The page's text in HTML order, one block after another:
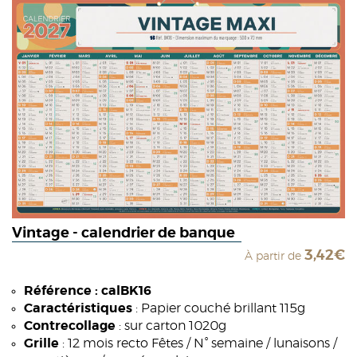
Vintage - calendrier de banque
À partir de 3,42€
Référence : calBK16
Caractéristiques : Papier couché brillant 115g
Contrecollage : sur carton 1020g
Grille : 12 mois recto Fêtes / N° semaine / lunaisons /